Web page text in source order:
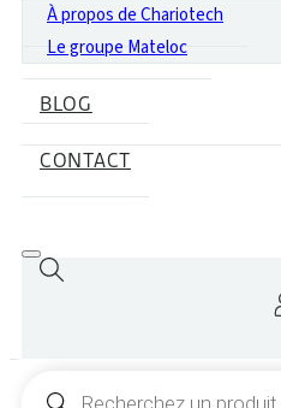
À propos de Chariotech
Le groupe Mateloc
BLOG
CONTACT